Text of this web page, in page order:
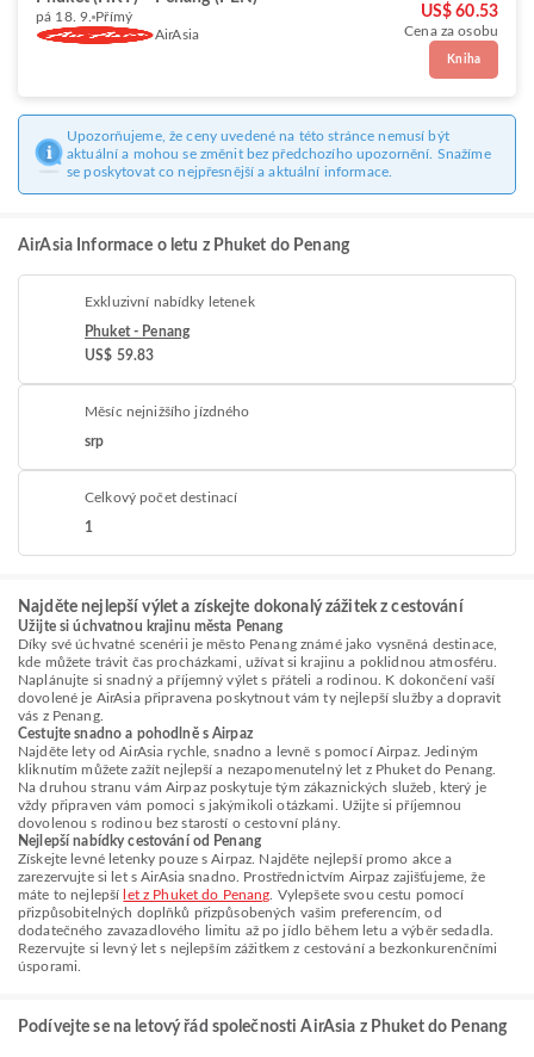
pá 18. 9. Přímý
AirAsia
US$ 60.53
Cena za osobu
Kniha
Upozorňujeme, že ceny uvedené na této stránce nemusí být
aktuální a mohou se změnit bez předchozího upozornění. Snažíme
se poskytovat co nejpřesnější a aktuální informace.
AirAsia Informace o letu z Phuket do Penang
Exkluzivní nabídky letenek
Phuket - Penang
US$ 59.83
Měsíc nejnižšího jízdného
srp
Celkový počet destinací
1
Najděte nejlepší výlet a získejte dokonalý zážitek z cestování
Užijte si úchvatnou krajinu města Penang
Díky své úchvatné scenérii je město Penang známé jako vysněná destinace,
kde můžete trávit čas procházkami, užívat si krajinu a poklidnou atmosféru.
Naplánujte si snadný a příjemný výlet s přáteli a rodinou. K dokončení vaší
dovolené je AirAsia připravena poskytnout vám ty nejlepší služby a dopravit
vás z Penang.
Cestujte snadno a pohodlně s Airpaz
Najděte lety od AirAsia rychle, snadno a levně s pomocí Airpaz. Jediným
kliknutím můžete zažít nejlepší a nezapomenutelný let z Phuket do Penang.
Na druhou stranu vám Airpaz poskytuje tým zákaznických služeb, který je
vždy připraven vám pomoci s jakýmikoli otázkami. Užijte si příjemnou
dovolenou s rodinou bez starostí o cestovní plány.
Nejlepší nabídky cestování od Penang
Získejte levné letenky pouze s Airpaz. Najděte nejlepší promo akce a
zarezervujte si let s AirAsia snadno. Prostřednictvím Airpaz zajišťujeme, že
máte to nejlepší let z Phuket do Penang . Vylepšete svou cestu pomocí
přizpůsobitelných doplňků přizpůsobených vašim preferencím, od
dodatečného zavazadlového limitu až po jídlo během letu a výběr sedadla.
Rezervujte si levný let s nejlepším zážitkem z cestování a bezkonkurenčními
úsporami.
Podívejte se na letový řád společnosti AirAsia z Phuket do Penang